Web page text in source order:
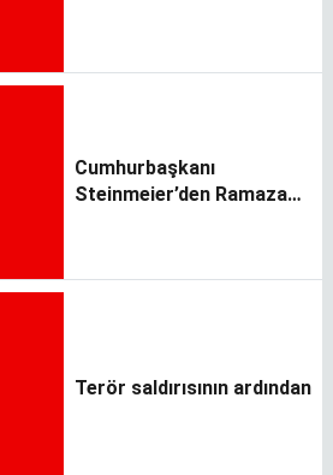
Cumhurbaşkanı
Steinmeier’den Ramazan
Terör saldırısının ardından